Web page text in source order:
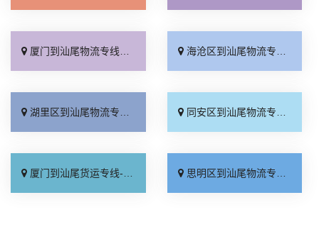
厦门到汕尾物流专线_直达到站「需要几天」 海沧区到汕尾物流专线_多少一吨「多久能到」
湖里区到汕尾物流专线_合理收费「托运放心」 同安区到汕尾物流专线_一站式托运「运价实惠」
厦门到汕尾货运专线-厦门到汕尾物流公司_省事省心「实时反馈」 思明区到汕尾物流专线_多少一方「全程直达」